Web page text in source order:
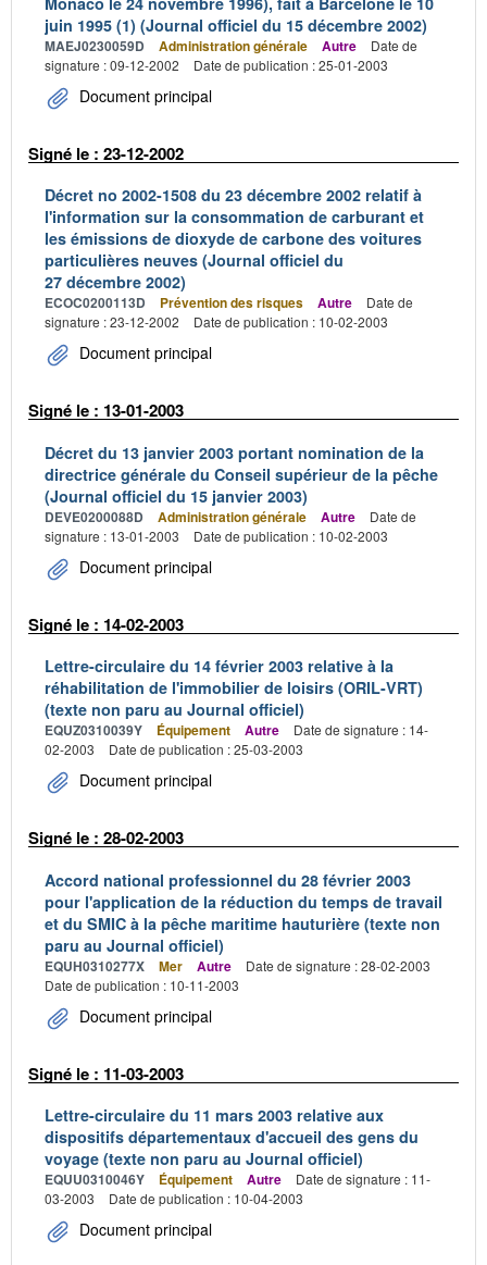
juin 1995 (1) (Journal officiel du 15 décembre 2002)
MAEJ0230059D Administration générale Autre
Date de
signature : 09-12-2002
Date de publication : 25-01-2003
Document principal
Signé le : 23-12-2002
Décret no 2002-1508 du 23 décembre 2002 relatif à
l'information sur la consommation de carburant et
les émissions de dioxyde de carbone des voitures
particulières neuves (Journal officiel du
27 décembre 2002)
ECOC0200113D Prévention des risques Autre
Date de
signature : 23-12-2002
Date de publication : 10-02-2003
Document principal
Signé le : 13-01-2003
Décret du 13 janvier 2003 portant nomination de la
directrice générale du Conseil supérieur de la pêche
(Journal officiel du 15 janvier 2003)
DEVE0200088D Administration générale Autre
Date de
signature : 13-01-2003
Date de publication : 10-02-2003
Document principal
Signé le : 14-02-2003
Lettre-circulaire du 14 février 2003 relative à la
réhabilitation de l'immobilier de loisirs (ORIL-VRT)
(texte non paru au Journal officiel)
EQUZ0310039Y Équipement Autre
Date de signature : 14-
02-2003
Date de publication : 25-03-2003
Document principal
Signé le : 28-02-2003
Accord national professionnel du 28 février 2003
pour l'application de la réduction du temps de travail
et du SMIC à la pêche maritime hauturière (texte non
paru au Journal officiel)
EQUH0310277X Mer Autre
Date de signature : 28-02-2003
Date de publication : 10-11-2003
Document principal
Signé le : 11-03-2003
Lettre-circulaire du 11 mars 2003 relative aux
dispositifs départementaux d'accueil des gens du
voyage (texte non paru au Journal officiel)
EQUU0310046Y Équipement Autre
Date de signature : 11-
03-2003
Date de publication : 10-04-2003
Document principal